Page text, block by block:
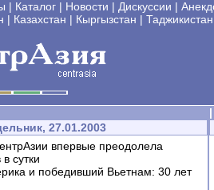
| Каталог | Новости | Дискуссии |
| Казахстан | Кыргызстан | Таджикистан
|
27.01.2003
впервые преодолела
сутки
и победивший Вьетнам: 30 лет